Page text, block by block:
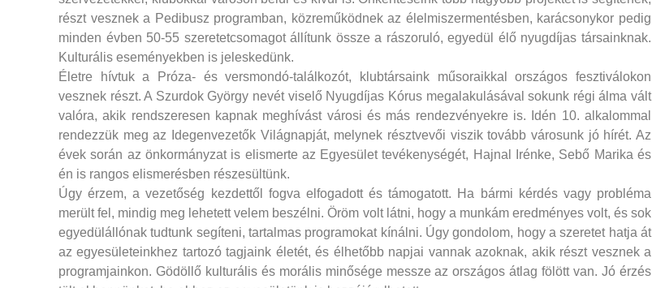
részt vesznek a Pedibusz programban, közreműködnek az élelmiszermentésben, karácsonykor pedig
minden évben 50-55 szeretetcsomagot állítunk össze a rászoruló, egyedül élő nyugdíjas társainknak.
Kulturális eseményekben is jeleskedünk.
Életre hívtuk a Próza- és versmondó-találkozót, klubtársaink műsoraikkal országos fesztiválokon
vesznek részt. A Szurdok György nevét viselő Nyugdíjas Kórus megalakulásával sokunk régi álma vált
valóra, akik rendszeresen kapnak meghívást városi és más rendezvényekre is. Idén 10. alkalommal
rendezzük meg az Idegenvezetők Világnapját, melynek résztvevői viszik tovább városunk jó hírét. Az
évek során az önkormányzat is elismerte az Egyesület tevékenységét, Hajnal Irénke, Sebő Marika és
én is rangos elismerésben részesültünk.
Úgy érzem, a vezetőség kezdettől fogva elfogadott és támogatott. Ha bármi kérdés vagy probléma
merült fel, mindig meg lehetett velem beszélni. Öröm volt látni, hogy a munkám eredményes volt, és sok
egyedülállónak tudtunk segíteni, tartalmas programokat kínálni. Úgy gondolom, hogy a szeretet hatja át
az egyesületeinkhez tartozó tagjaink életét, és élhetőbb napjai vannak azoknak, akik részt vesznek a
programjainkon. Gödöllő kulturális és morális minősége messze az országos átlag fölött van. Jó érzés